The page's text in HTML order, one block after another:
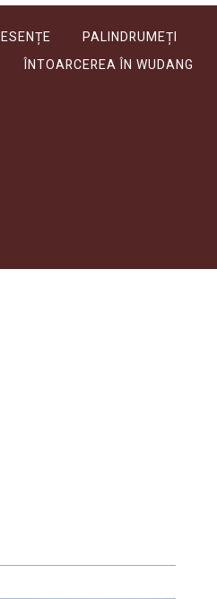
ESENȚE
PALINDRUMEȚI
ÎNTOARCEREA ÎN WUDANG